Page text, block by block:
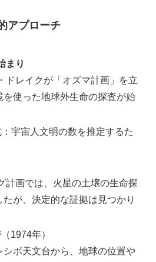
アプローチ
まり
ドレイクが「オズマ計画」を立
を使った地球外生命の探査が始
：宇宙人文明の数を推定するた
計画では、火星の土壌の生命探
が、決定的な証拠は見つかり
（1974年）
シボ天文台から、地球の位置や